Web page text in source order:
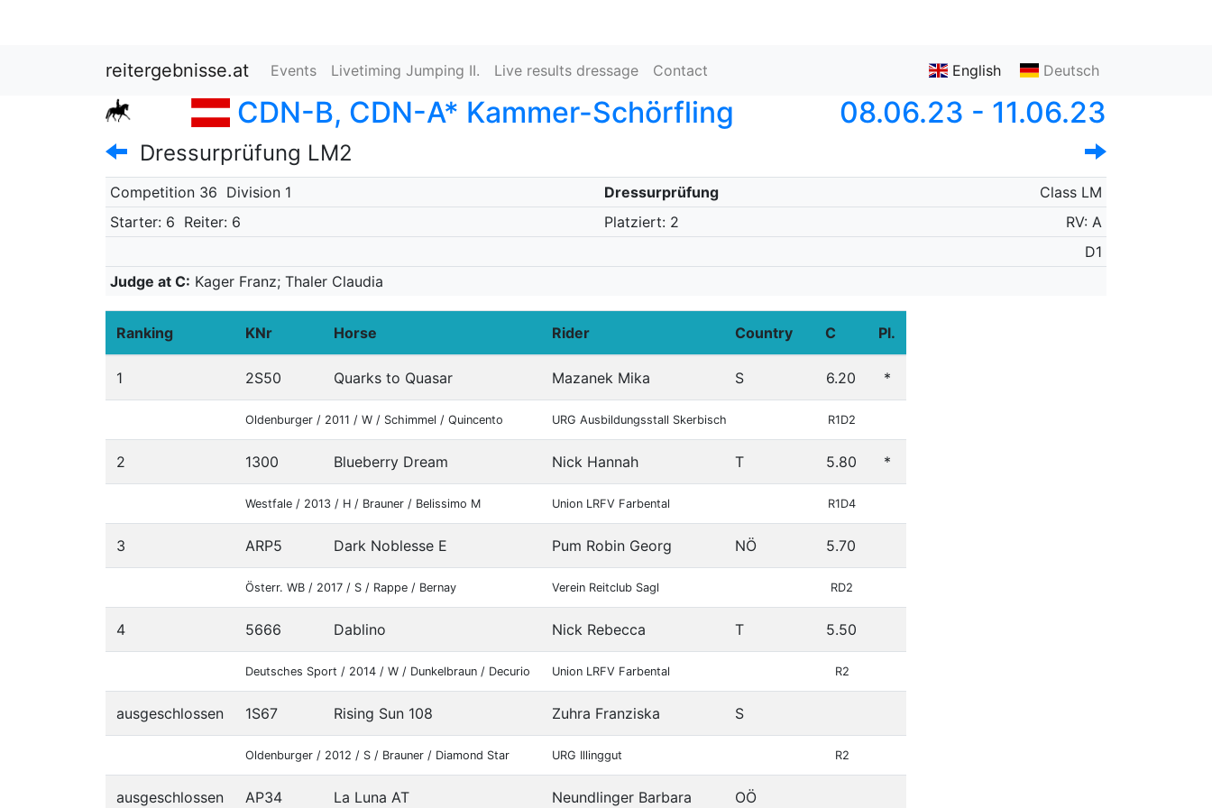
reitergebnisse.at Events Livetiming Jumping II. Live results dressage Contact English Deutsch
CDN-B, CDN-A* Kammer-Schörfling 08.06.23 - 11.06.23
Dressurprüfung LM2
Competition 36 Division 1 Dressurprüfung
Class LM
Starter: 6 Reiter: 6 Platziert: 2
RV: A
D1
Judge at C: Kager Franz; Thaler Claudia
Ranking KNr Horse Rider Country C Pl.
1 2S50 Quarks to Quasar Mazanek Mika S 6.20 *
Oldenburger / 2011 / W / Schimmel / Quincento URG Ausbildungsstall Skerbisch R1D2
2 1300 Blueberry Dream Nick Hannah T 5.80 *
Westfale / 2013 / H / Brauner / Belissimo M Union LRFV Farbental R1D4
3 ARP5 Dark Noblesse E Pum Robin Georg NÖ 5.70
Österr. WB / 2017 / S / Rappe / Bernay Verein Reitclub Sagl RD2
4 5666 Dablino Nick Rebecca T 5.50
Deutsches Sport / 2014 / W / Dunkelbraun / Decurio Union LRFV Farbental R2
ausgeschlossen 1S67 Rising Sun 108 Zuhra Franziska S
Oldenburger / 2012 / S / Brauner / Diamond Star URG Illinggut R2
ausgeschlossen AP34 La Luna AT Neundlinger Barbara OÖ